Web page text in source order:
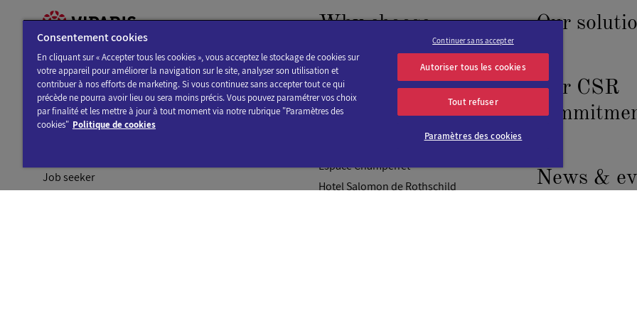
You are a:
Visitor
Job seeker
Why choose
Viparis?
Our venues
Espace Champerret
Hotel Salomon de Rothschild
Our
Our CSR
News &
Consentement cookies
En cliquant sur « Accepter tous les cookies », vous acceptez le stockage de cookies sur
votre appareil pour améliorer la navigation sur le site, analyser son utilisation et
contribuer à nos efforts de marketing. Si vous continuez sans accepter tout ce qui
précède ne pourra avoir lieu ou sera moins précis. Vous pouvez paramétrer vos choix
par finalité et les mettre à jour à tout moment via notre rubrique "Paramètres des
cookies" Politique de cookies
Continuer sans accepter
Autoriser tous les cookies
Tout refuser
Paramètres des cookies